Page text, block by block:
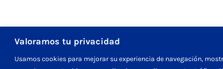
Valoramos tu privacidad
Usamos cookies para mejorar su experiencia de navegación,